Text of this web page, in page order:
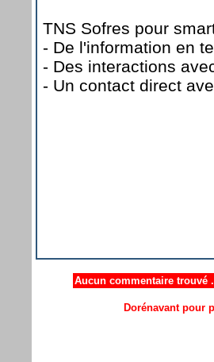
TNS Sofres pour
- De l'information en
- Des interactions
- Un contact direct
Aucun commentaire trouvé
Dorénavant pour